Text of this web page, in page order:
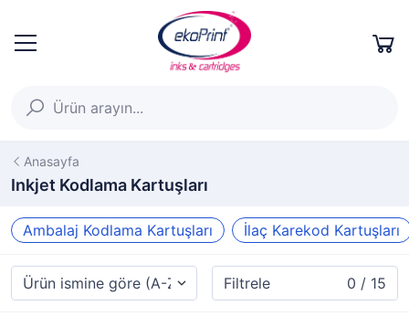
Anasayfa
Inkjet Kodlama Kartuşları
Ambalaj Kodlama Kartuşları İlaç Karekod Kartuşları
Filtrele 0 / 15